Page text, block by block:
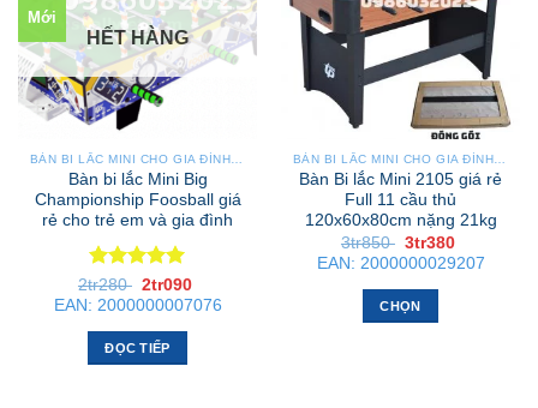
Mới
HẾT HÀNG
Bàn bi lắc Mini Big
Championship Foosball giá
rẻ cho trẻ em và gia đình
Được xếp
hạng55
2tr280 Giá
gốc
là:
2tr280 .
2tr090
hiện
tại
EAN: 2000000007076
ĐỌC TIẾP
Bàn Bi lắc Mini 2105 giá rẻ
Full 11 cầu thủ
120x60x80cm nặng 21kg
3tr850 Giá
gốc
là:
3tr850 .
3tr380
hiện
tại
EAN: 2000000029207
CHỌN